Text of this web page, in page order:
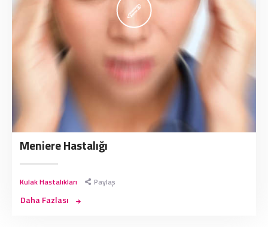
Meniere Hastalığı
Kulak Hastalıkları Paylaş
Daha Fazlası